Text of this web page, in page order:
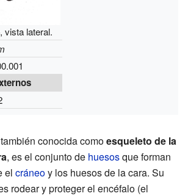
vista lateral.
conocida comoesqueleto de la
, es el conjunto de huesosque forman
el cráneoy los huesos de la cara. Su
rodear y proteger el encéfalo (el